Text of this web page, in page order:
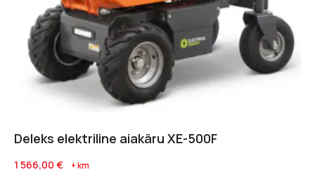
Deleks elektriline aiakäru XE-500F
1 566,00 € + km